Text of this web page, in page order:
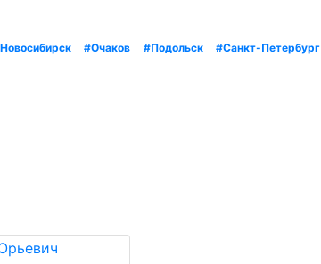
#Очаков #Подольск #Санкт-Петербург